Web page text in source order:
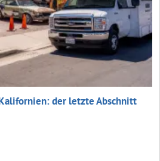
der letzte Abschnitt